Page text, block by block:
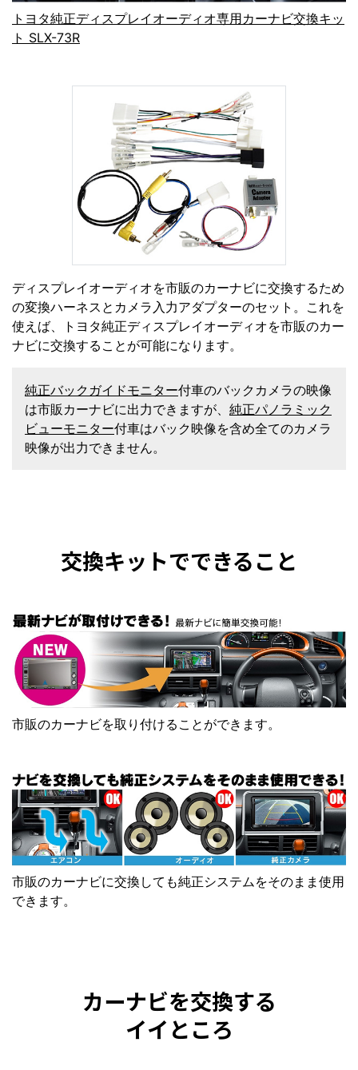
トヨタ純正ディスプレイオーディオ専用カーナビ交換キッ
ト SLX-73R
ディスプレイオーディオを市販のカーナビに交換するため
の変換ハーネスとカメラ入力アダプターのセット。これを
使えば、トヨタ純正ディスプレイオーディオを市販のカー
ナビに交換することが可能になります。
純正バックガイドモニター付車のバックカメラの映像
は市販カーナビに出力できますが、 純正パノラミック
ビューモニター付車はバック映像を含め全てのカメラ
映像が出力できません。
交換キットでできること
市販のカーナビを取り付けることができます。
市販のカーナビに交換しても純正システムをそのまま使用
できます。
カーナビを交換する
イイところ